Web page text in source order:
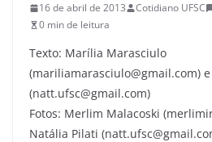
16 de abril de 2013 Cotidiano UFSC
0 min de leitura
Texto: Marília Marasciulo
(mariliamarasciulo@gmail.com)
(natt.ufsc@gmail.com)
Fotos: Merlim Malacoski
Natália Pilati